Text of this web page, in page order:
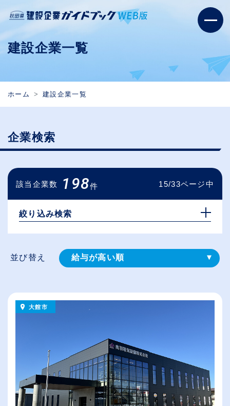
建設企業一覧
ホーム 建設企業一覧
企業検索
該当企業数 198件 15/33ページ中
絞り込み検索
並び替え 給与が高い順
大館市